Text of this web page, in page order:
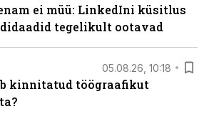
ei müü: LinkedIni küsitlus
tegelikult ootavad
05.08.26, 10:18
kinnitatud töögraafikut